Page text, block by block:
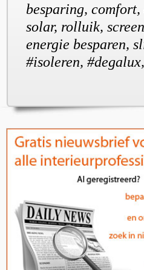
besparing,
solar, rolluik,
energie besparen,
#isoleren,